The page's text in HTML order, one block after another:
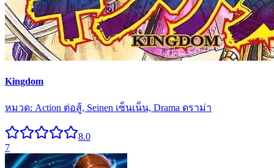
Kingdom
หมวด: Action ต่อสู้, Seinen เซ็นเน็น, Drama ดราม่า
8.0
7